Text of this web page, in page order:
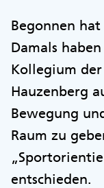
Begonnen
Damals
Kollegium
Hauzenberg
Bewegung
Raum zu
entschieden.